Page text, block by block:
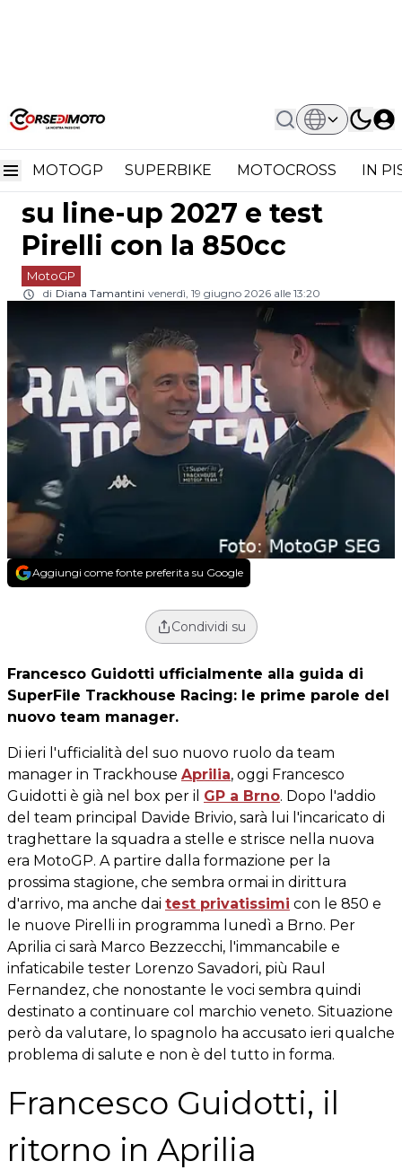
MOTOGP SUPERBIKE MOTOCROSS IN
Home MotoGP
Trackhouse Aprilia, Parla Guidotti:
Trackhouse Aprilia, parla
Guidotti: subito decisioni
su line-up 2027 e test
Pirelli con la 850cc
MotoGP
di Diana Tamantini venerdì, 19 giugno 2026 alle 13:20
Aggiungi come fonte preferita su Google
Condividi su
Francesco Guidotti ufficialmente alla guida di
SuperFile Trackhouse Racing: le prime parole del
nuovo team manager.
Di ieri l'ufficialità del suo nuovo ruolo da team
manager in Trackhouse Aprilia, oggi Francesco
Guidotti è già nel box per il GP a Brno. Dopo l'addio
del team principal Davide Brivio, sarà lui l'incaricato di
traghettare la squadra a stelle e strisce nella nuova
era MotoGP. A partire dalla formazione per la
prossima stagione, che sembra ormai in dirittura
d'arrivo, ma anche dai test privatissimi con le 850 e
le nuove Pirelli in programma lunedì a Brno. Per
Aprilia ci sarà Marco Bezzecchi, l'immancabile e
infaticabile tester Lorenzo Savadori, più Raul
Fernandez, che nonostante le voci sembra quindi
destinato a continuare col marchio veneto. Situazione
però da valutare, lo spagnolo ha accusato ieri qualche
problema di salute e non è del tutto in forma.
Francesco Guidotti, il
ritorno in Aprilia